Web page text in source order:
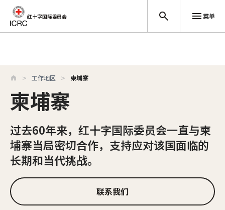
跳至主要内容
红十字国际委员会 菜单
工作地区 柬埔寨
柬埔寨
过去60年来，红十字国际委员会一直与柬
埔寨当局密切合作，支持应对该国面临的
长期和当代挑战。
联系我们